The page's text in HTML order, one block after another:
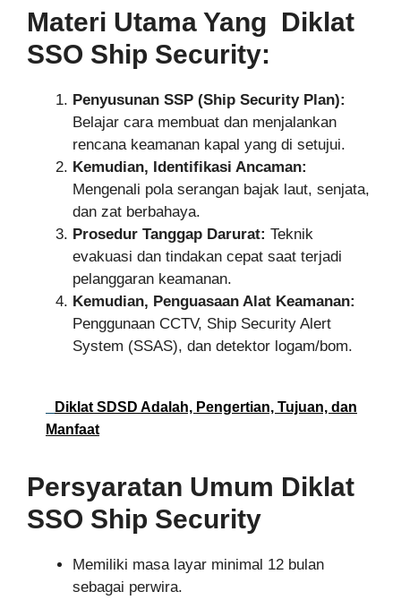
Materi Utama Yang Diklat
SSO Ship Security:
Penyusunan SSP (Ship Security Plan):
Belajar cara membuat dan menjalankan
rencana keamanan kapal yang di setujui.
Kemudian, Identifikasi Ancaman:
Mengenali pola serangan bajak laut, senjata,
dan zat berbahaya.
Prosedur Tanggap Darurat: Teknik
evakuasi dan tindakan cepat saat terjadi
pelanggaran keamanan.
Kemudian, Penguasaan Alat Keamanan:
Penggunaan CCTV, Ship Security Alert
System (SSAS), dan detektor logam/bom.
Diklat SDSD Adalah, Pengertian, Tujuan, dan
Manfaat
Persyaratan Umum Diklat
SSO Ship Security
Memiliki masa layar minimal 12 bulan
sebagai perwira.